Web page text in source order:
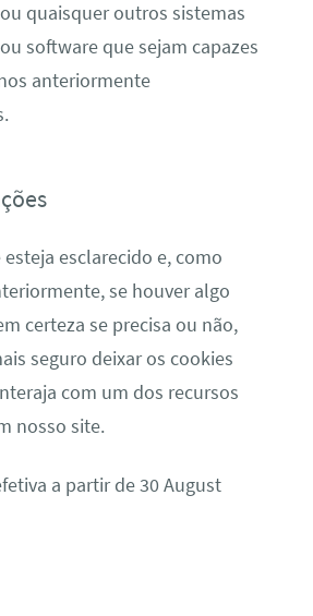
quaisquer outros sistemas
software que sejam capazes
anteriormente
esclarecido e, como
se houver algo
certeza se precisa ou não,
seguro deixar os cookies
com um dos recursos
nosso site.
a partir de 30 August